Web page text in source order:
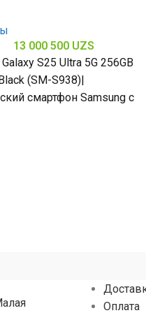
13 000 500 UZS
S25 Ultra 5G 256GB
(SM-S938)|
смартфон Samsung с
Оплата